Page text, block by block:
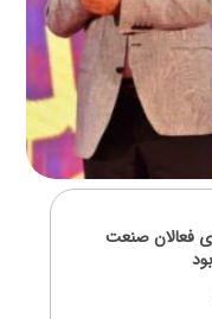
فعالان صنعت